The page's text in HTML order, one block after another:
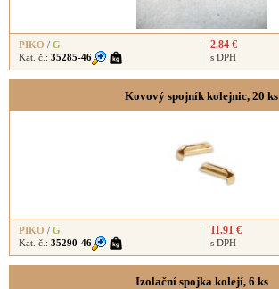
PIKO / G
Kat. č.: 35285-46
2.84 €
s DPH
Kovový spojník kolejnic, 20 ks
PIKO / G
Kat. č.: 35290-46
11.91 €
s DPH
Izolační spojka kolejí, 6 ks